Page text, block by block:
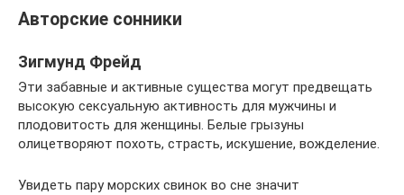
Авторские сонники
Зигмунд Фрейд
Эти забавные и активные существа могут предвещать
высокую сексуальную активность для мужчины и
плодовитость для женщины. Белые грызуны
олицетворяют похоть, страсть, искушение, вожделение.
Увидеть пару морских свинок во сне значит